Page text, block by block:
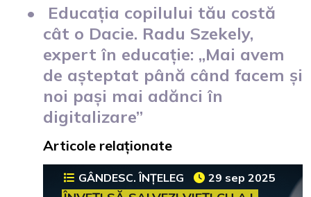
Educația copilului tău costă
cât o Dacie. Radu Szekely,
expert în educație: „Mai avem
de așteptat până când facem și
noi pași mai adănci în
digitalizare”
Articole relaționate
GÂNDESC. ÎNȚELEG 29 sep 2025